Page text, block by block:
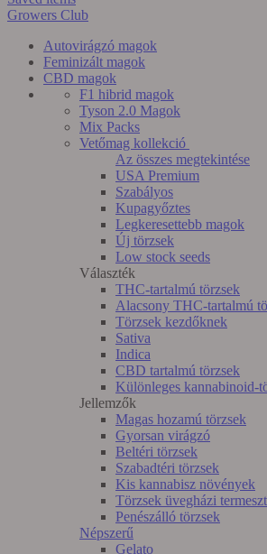
Growers Club
Autovirágzó magok
Feminizált magok
CBD magok
F1 hibrid magok
Tyson 2.0 Magok
Mix Packs
Vetőmag kollekció
Az összes megtekintése
USA Premium
Szabályos
Kupagyőztes
Legkeresettebb magok
Új törzsek
Low stock seeds
Választék
THC-tartalmú törzsek
Alacsony THC-tartalmú
Törzsek kezdőknek
Sativa
Indica
CBD tartalmú törzsek
Különleges kannabinoid-
Jellemzők
Magas hozamú törzsek
Gyorsan virágzó
Beltéri törzsek
Szabadtéri törzsek
Kis kannabisz növények
Törzsek üvegházi
Penészálló törzsek
Népszerű
Gelato